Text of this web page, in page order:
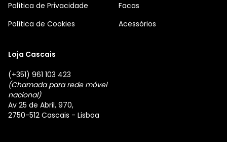
Política de Privacidade
Política de Cookies
Facas
Acessórios
Loja Cascais
(+351) 961 103 423
(Chamada para rede móvel
nacional)
Av 25 de Abril, 970,
2750-512 Cascais - Lisboa